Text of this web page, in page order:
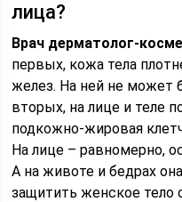
лица?
Врач дерматолог-
первых, кожа тела
желез. На ней не может
вторых, на лице и теле
подкожно-жировая
На лице – равномерно,
А на животе и бедрах
защитить женское тело